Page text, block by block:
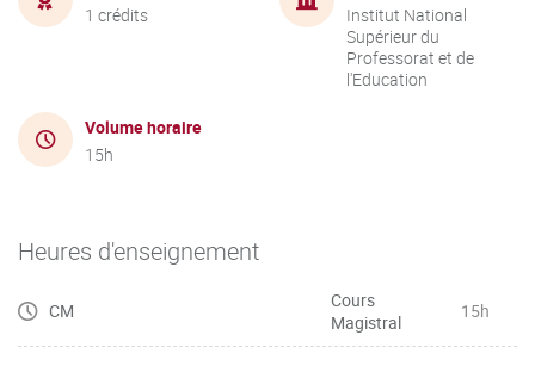
1 crédits
Institut National
Supérieur du
Professorat et de
l'Education
Volume horaire
15h
Heures d'enseignement
CM
Cours
Magistral
15h